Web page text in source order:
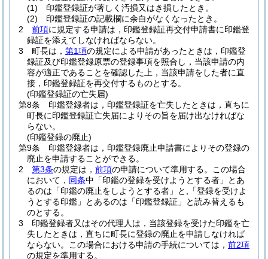
(1)
印鑑登録証が著しく汚損又はき損したとき。
(2)
印鑑登録証の記載欄に余白がなくなったとき。
2
前項に規定する申請は，印鑑登録証再交付申請書に印鑑登
録証を添えてしなければならない。
3
町長は， 第1項の規定による申請があったときは，印鑑登
録証及び印鑑登録原票の登録事項を照合し，当該申請の内
容が適正であることを確認した上，当該申請をした者に直
接，印鑑登録証を再交付するものとする。
(印鑑登録証の亡失届)
第8条
印鑑登録者は，印鑑登録証を亡失したときは，直ちに
町長に印鑑登録証亡失届によりその旨を届け出なければな
らない。
(印鑑登録の廃止)
第9条
印鑑登録者は，印鑑登録廃止申請書によりその登録の
廃止を申請することができる。
2
第3条の規定は， 前項の申請について準用する。
この場合
において， 同条中「印鑑の登録を受けようとする者」とあ
るのは「印鑑の廃止をしようとする者」と,「登録を受けよ
うとする印鑑」とあるのは「印鑑登録証」と読み替えるも
のとする。
3
印鑑登録者又はその代理人は，当該登録を受けた印鑑を亡
失したときは，直ちに町長に登録の廃止を申請しなければ
ならない。
この場合における申請の手続については， 前2項
の規定を準用する。